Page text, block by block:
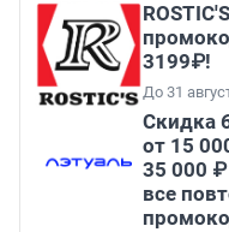
3199₽!
До 31
Скидка
от 15
35 000
все